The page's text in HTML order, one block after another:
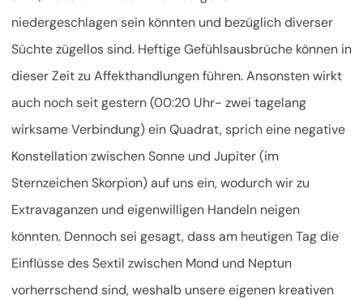
niedergeschlagen sein könnten und bezüglich diverser
Süchte zügellos sind. Heftige Gefühlsausbrüche können in
dieser Zeit zu Affekthandlungen führen. Ansonsten wirkt
auch noch seit gestern (00:20 Uhr- zwei tagelang
wirksame Verbindung) ein Quadrat, sprich eine negative
Konstellation zwischen Sonne und Jupiter (im
Sternzeichen Skorpion) auf uns ein, wodurch wir zu
Extravaganzen und eigenwilligen Handeln neigen
könnten. Dennoch sei gesagt, dass am heutigen Tag die
Einflüsse des Sextil zwischen Mond und Neptun
vorherrschend sind, weshalb unsere eigenen kreativen